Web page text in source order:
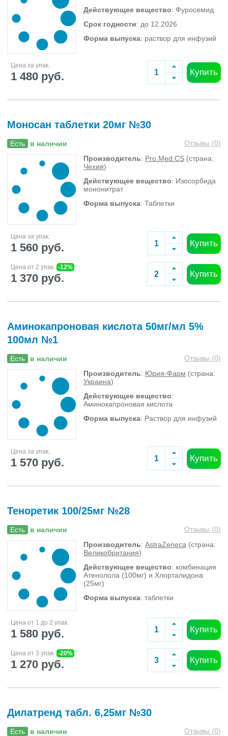
Действующее вещество: Фуросемид
Срок годности: до 12.2026
Форма выпуска: раствор для инфузий
Цена за упак.
1 480 руб. Купить
Моносан таблетки 20мг №30
Есть в наличии Отзывы (0)
Производитель: Pro.Med.CS (страна:
Чехия)
Действующее вещество: Изосорбида
мононитрат
Форма выпуска: Таблетки
Цена за упак.
1 560 руб. Купить
Цена от 2 упак. -12%
1 370 руб. Купить
Аминокапроновая кислота 50мг/мл 5%
100мл №1
Есть в наличии Отзывы (0)
Производитель: Юрия-Фарм (страна:
Украина)
Действующее вещество:
Аминокапроновая кислота
Форма выпуска: Раствор для инфузий
Цена за упак.
1 570 руб. Купить
Теноретик 100/25мг №28
Есть в наличии Отзывы (0)
Производитель: AstraZeneca (страна:
Великобритания)
Действующее вещество: комбинация
Атенолола (100мг) и Хлорталидона
(25мг)
Форма выпуска: таблетки
Цена от 1 до 2 упак.
1 580 руб. Купить
Цена от 3 упак. -20%
1 270 руб. Купить
Дилатренд табл. 6,25мг №30
Есть в наличии Отзывы (0)